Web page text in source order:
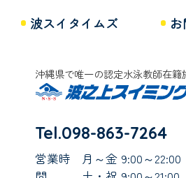
波スイタイムズ
沖縄県で唯一の認定水泳教師在籍
Tel.098-863-7264
営業時
月～金 9:00～22:00